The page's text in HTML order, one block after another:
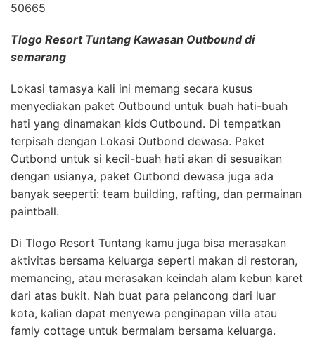
50665
Tlogo Resort Tuntang Kawasan Outbound di
semarang
Lokasi tamasya kali ini memang secara kusus
menyediakan paket Outbound untuk buah hati-buah
hati yang dinamakan kids Outbound. Di tempatkan
terpisah dengan Lokasi Outbond dewasa. Paket
Outbond untuk si kecil-buah hati akan di sesuaikan
dengan usianya, paket Outbond dewasa juga ada
banyak seeperti: team building, rafting, dan permainan
paintball.
Di Tlogo Resort Tuntang kamu juga bisa merasakan
aktivitas bersama keluarga seperti makan di restoran,
memancing, atau merasakan keindah alam kebun karet
dari atas bukit. Nah buat para pelancong dari luar
kota, kalian dapat menyewa penginapan villa atau
famly cottage untuk bermalam bersama keluarga.